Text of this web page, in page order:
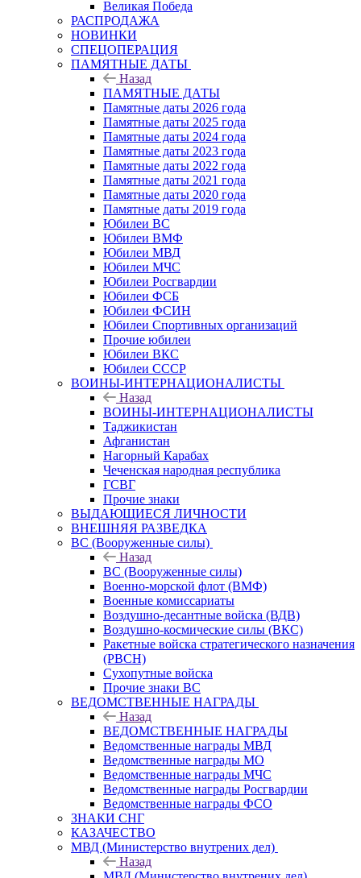
Великая Победа
РАСПРОДАЖА
НОВИНКИ
СПЕЦОПЕРАЦИЯ
ПАМЯТНЫЕ ДАТЫ
Назад
ПАМЯТНЫЕ ДАТЫ
Памятные даты 2026 года
Памятные даты 2025 года
Памятные даты 2024 года
Памятные даты 2023 года
Памятные даты 2022 года
Памятные даты 2021 года
Памятные даты 2020 года
Памятные даты 2019 года
Юбилеи ВС
Юбилеи ВМФ
Юбилеи МВД
Юбилеи МЧС
Юбилеи Росгвардии
Юбилеи ФСБ
Юбилеи ФСИН
Юбилеи Спортивных организаций
Прочие юбилеи
Юбилеи ВКС
Юбилеи СССР
ВОИНЫ-ИНТЕРНАЦИОНАЛИСТЫ
Назад
ВОИНЫ-ИНТЕРНАЦИОНАЛИСТЫ
Таджикистан
Афганистан
Нагорный Карабах
Чеченская народная республика
ГСВГ
Прочие знаки
ВЫДАЮЩИЕСЯ ЛИЧНОСТИ
ВНЕШНЯЯ РАЗВЕДКА
ВС (Вооруженные силы)
Назад
ВС (Вооруженные силы)
Военно-морской флот (ВМФ)
Военные комиссариаты
Воздушно-десантные войска (ВДВ)
Воздушно-космические силы (ВКС)
Ракетные войска стратегического назначения
(РВСН)
Сухопутные войска
Прочие знаки ВС
ВЕДОМСТВЕННЫЕ НАГРАДЫ
Назад
ВЕДОМСТВЕННЫЕ НАГРАДЫ
Ведомственные награды МВД
Ведомственные награды МО
Ведомственные награды МЧС
Ведомственные награды Росгвардии
Ведомственные награды ФСО
ЗНАКИ СНГ
КАЗАЧЕСТВО
МВД (Министерство внутрених дел)
Назад